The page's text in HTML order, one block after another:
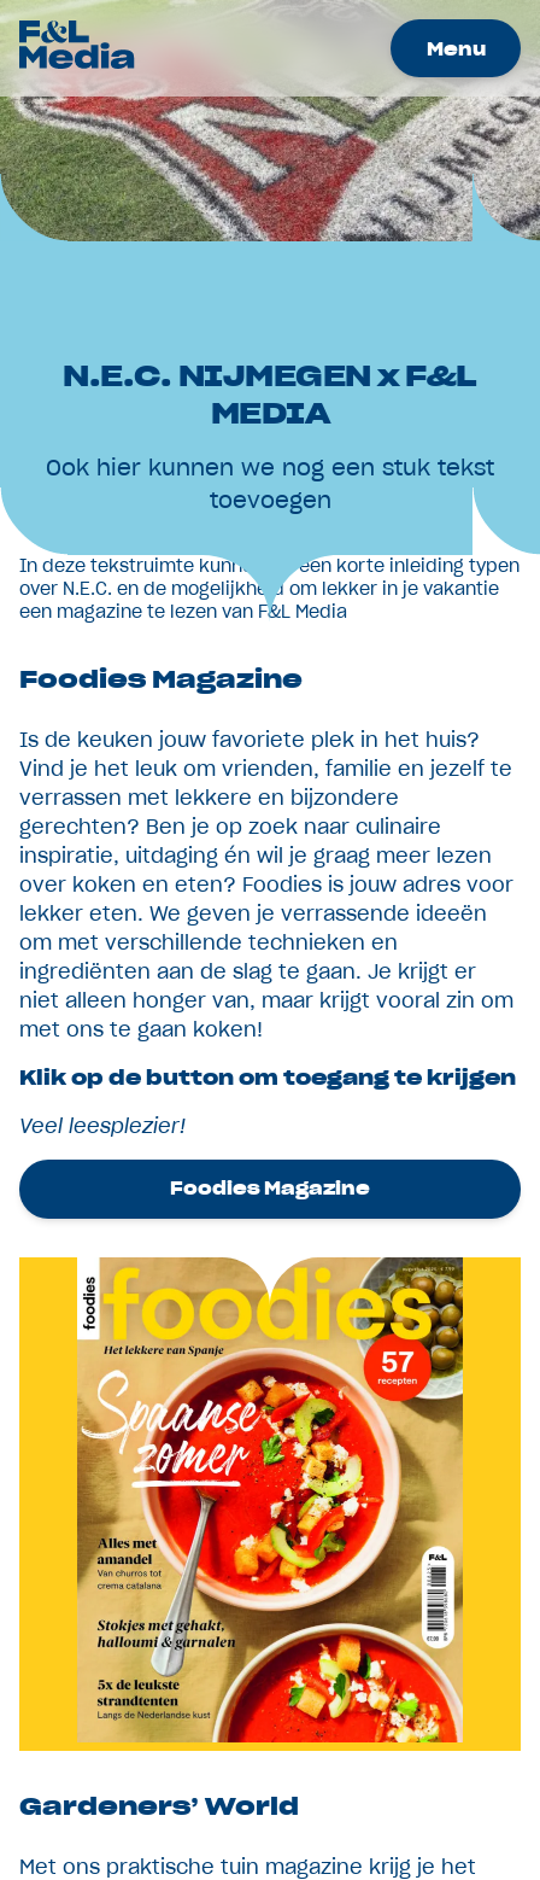
Menu
Merken
Nieuws
Samenwerkingen
Adverteren
N.E.C. NIJMEGEN x F&L
MEDIA
Ook hier kunnen we nog een stuk tekst
toevoegen
In deze tekstruimte kunnen we een korte inleiding typen
over N.E.C. en de mogelijkheid om lekker in je vakantie
een magazine te lezen van F&L Media
Foodies Magazine
Is de keuken jouw favoriete plek in het huis?
Vind je het leuk om vrienden, familie en jezelf te
verrassen met lekkere en bijzondere
gerechten? Ben je op zoek naar culinaire
inspiratie, uitdaging én wil je graag meer lezen
over koken en eten? Foodies is jouw adres voor
lekker eten. We geven je verrassende ideeën
om met verschillende technieken en
ingrediënten aan de slag te gaan. Je krijgt er
niet alleen honger van, maar krijgt vooral zin om
met ons te gaan koken!
Klik op de button om toegang te krijgen
Veel leesplezier!
Foodies Magazine
Gardeners’ World
Met ons praktische tuin magazine krijg je het